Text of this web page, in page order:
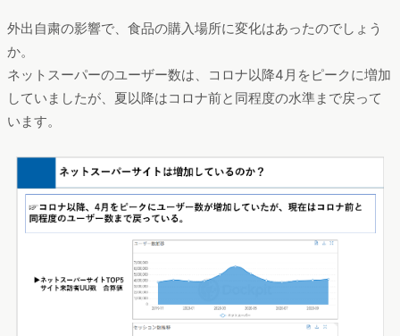
外出自粛の影響で、食品の購入場所に変化はあったのでしょう
か。
ネットスーパーのユーザー数は、コロナ以降4月をピークに増加
していましたが、夏以降はコロナ前と同程度の水準まで戻って
います。